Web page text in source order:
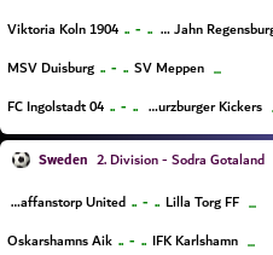
Viktoria Koln 1904 .. - .. SSV Jahn Regensburg
MSV Duisburg .. - .. SV Meppen ...
FC Ingolstadt 04 .. - .. FC Wurzburger Kickers
Sweden 2. Division - Sodra Gotaland
Staffanstorp United .. - .. Lilla Torg FF ...
Oskarshamns Aik .. - .. IFK Karlshamn ...